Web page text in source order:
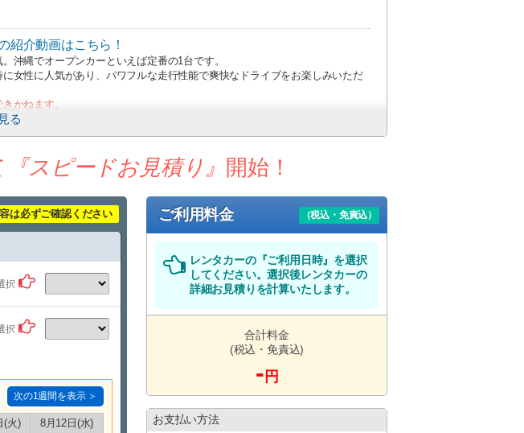
紹介動画はこちら！
沖縄でオープンカーといえば定番の1台です。
女性に人気があり、パワフルな走行性能で爽快なドライブをお楽しみいただ
かねます。
いて（無料）】お迎え場所についてはこちら！
運行）
の送迎便にてご案内いたします。
覇空港に到着→９：３０発の送迎便）
０発が最終便となりますので、予めご了承下さい。
】
を使用いたします。
lcfZd4o
情報をメッセージでお送りください。
を使用して行います。
い場合は、ご予約時の備考欄にその旨を必ず記載ください。
ください）】
『スピードお見積り』 開始！
は必ずご確認ください
択
択
次の1週間を表示 ＞
(火)
8月12日(水)
ご利用料金 （税込・免責込）
レンタカーの『ご利用日時』を選択
してください。選択後レンタカーの
詳細お見積りを計算いたします。
合計料金
(税込・免責込)
- 円
お支払い方法